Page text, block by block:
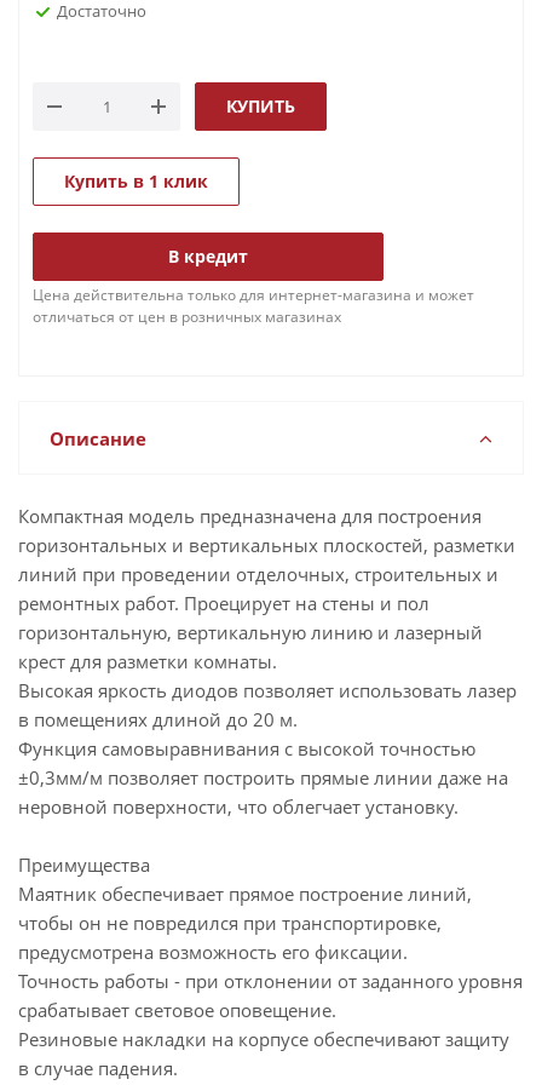
Достаточно
КУПИТЬ
Купить в 1 клик
В кредит
Цена действительна только для интернет-магазина и может
отличаться от цен в розничных магазинах
Описание
Компактная модель предназначена для построения
горизонтальных и вертикальных плоскостей, разметки
линий при проведении отделочных, строительных и
ремонтных работ. Проецирует на стены и пол
горизонтальную, вертикальную линию и лазерный
крест для разметки комнаты.
Высокая яркость диодов позволяет использовать лазер
в помещениях длиной до 20 м.
Функция самовыравнивания с высокой точностью
±0,3мм/м позволяет построить прямые линии даже на
неровной поверхности, что облегчает установку.
Преимущества
Маятник обеспечивает прямое построение линий,
чтобы он не повредился при транспортировке,
предусмотрена возможность его фиксации.
Точность работы - при отклонении от заданного уровня
срабатывает световое оповещение.
Резиновые накладки на корпусе обеспечивают защиту
в случае падения.